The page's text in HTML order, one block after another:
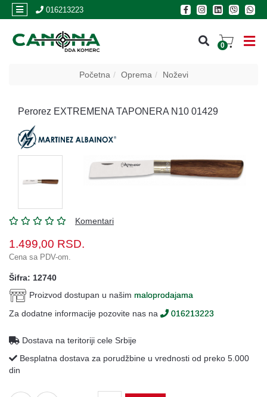
016213223
0
Početna Oprema Noževi
Perorez EXTREMENA TAPONERA N10 01429
Komentari
1.499,00 RSD.
Cena sa PDV-om.
Šifra: 12740
Proizvod dostupan u našim maloprodajama
Za dodatne informacije pozovite nas na
016213223
Dostava na teritoriji cele Srbije
Besplatna dostava za porudžbine u vrednosti od preko 5.000
din